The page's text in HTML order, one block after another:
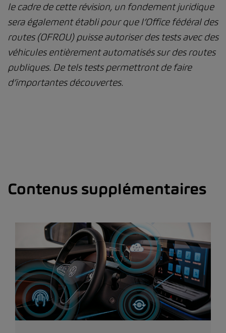
le cadre de cette révision, un fondement juridique
sera également établi pour que l’Office fédéral des
routes (OFROU) puisse autoriser des tests avec des
véhicules entièrement automatisés sur des routes
publiques. De tels tests permettront de faire
d’importantes découvertes.
Contenus supplémentaires